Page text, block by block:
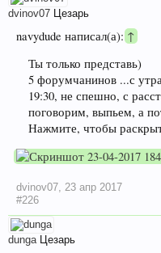
dvinov07 Цезарь
navydude написал(а):↑
Ты только представь)
5 форумчанинов ...с
19:30, не спешно, с
поговорим, выпьем, а
Нажмите, чтобы
dvinov07 23 апр 2017
#226
dunga Цезарь